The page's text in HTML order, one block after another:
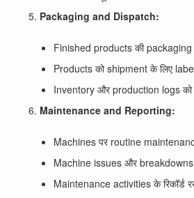
Packaging and Dispatch:
Finished products की packaging
Products को shipment के लिए
Inventory और production logs को
Maintenance and Reporting:
Machines पर routine
Machine issues और breakdowns
Maintenance activities के रिकॉर्ड